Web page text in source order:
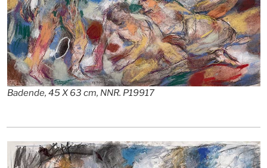
Badende, 45 X 63 cm, NNR. P19917